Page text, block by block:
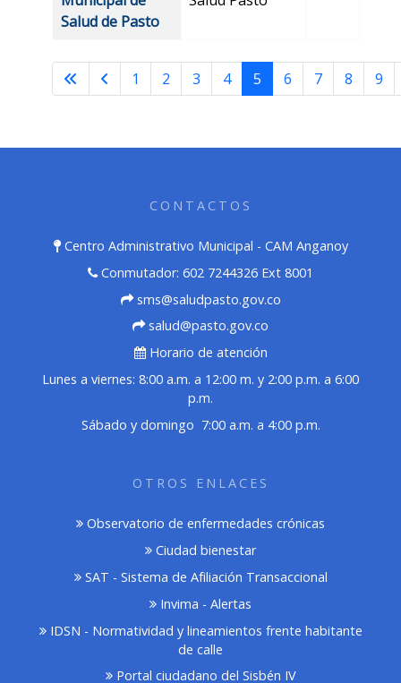
Salud de Pasto
Página 5 de 32
1 2 3 4 5 6 7 8 9
CONTACTOS
Centro Administrativo Municipal - CAM Anganoy
Conmutador: 602 7244326 Ext 8001
sms@saludpasto.gov.co
salud@pasto.gov.co
Horario de atención
Lunes a viernes: 8:00 a.m. a 12:00 m. y 2:00 p.m. a 6:00
p.m.
Sábado y domingo 7:00 a.m. a 4:00 p.m.
OTROS ENLACES
Observatorio de enfermedades crónicas
Ciudad bienestar
SAT - Sistema de Afiliación Transaccional
Invima - Alertas
IDSN - Normatividad y lineamientos frente habitante
de calle
Portal ciudadano del Sisbén IV